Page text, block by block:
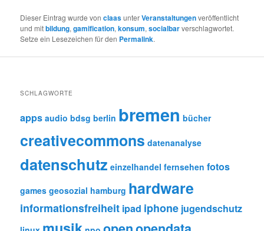
Dieser Eintrag wurde vonclaasunterVeranstaltungenveröffentlicht
und mitbildung,gamification,konsum,socialbarverschlagwortet.
Setze ein Lesezeichen für den Permalink.
SCHLAGWORTE
apps audio bdsg berlin bremen bücher
creativecommons datenanalyse
datenschutz einzelhandel fernsehen fotos
games geosozial hamburg hardware
informationsfreiheit ipad iphone jugendschutz